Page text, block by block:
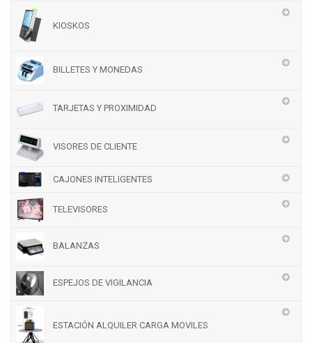
KIOSKOS
BILLETES Y MONEDAS
TARJETAS Y PROXIMIDAD
VISORES DE CLIENTE
CAJONES INTELIGENTES
TELEVISORES
BALANZAS
ESPEJOS DE VIGILANCIA
ESTACIÓN ALQUILER CARGA MOVILES